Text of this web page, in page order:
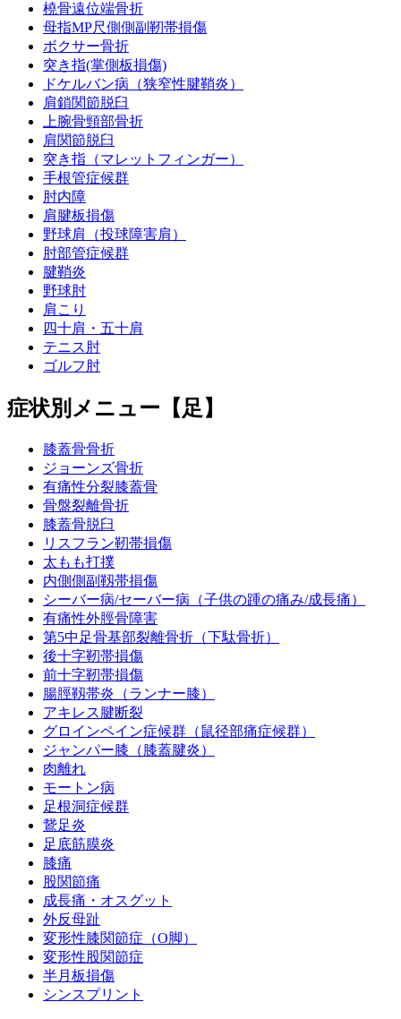
橈骨遠位端骨折
母指MP尺側側副靭帯損傷
ボクサー骨折
突き指(掌側板損傷)
ドケルバン病（狭窄性腱鞘炎）
肩鎖関節脱臼
上腕骨頸部骨折
肩関節脱臼
突き指（マレットフィンガー）
手根管症候群
肘内障
肩腱板損傷
野球肩（投球障害肩）
肘部管症候群
腱鞘炎
野球肘
肩こり
四十肩・五十肩
テニス肘
ゴルフ肘
症状別メニュー【足】
膝蓋骨骨折
ジョーンズ骨折
有痛性分裂膝蓋骨
骨盤裂離骨折
膝蓋骨脱臼
リスフラン靭帯損傷
太もも打撲
内側側副靱帯損傷
シーバー病/セーバー病（子供の踵の痛み/成長痛）
有痛性外脛骨障害
第5中足骨基部裂離骨折（下駄骨折）
後十字靭帯損傷
前十字靭帯損傷
腸脛靱帯炎（ランナー膝）
アキレス腱断裂
グロインペイン症候群（鼠径部痛症候群）
ジャンパー膝（膝蓋腱炎）
肉離れ
モートン病
足根洞症候群
鵞足炎
足底筋膜炎
膝痛
股関節痛
成長痛・オスグット
外反母趾
変形性膝関節症（O脚）
変形性股関節症
半月板損傷
シンスプリント